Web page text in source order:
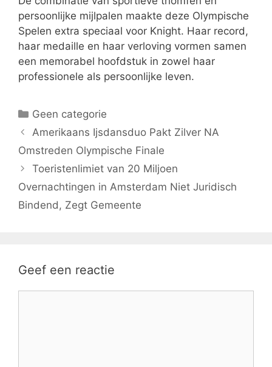
persoonlijke mijlpalen maakte deze Olympische
Spelen extra speciaal voor Knight. Haar record,
haar medaille en haar verloving vormen samen
een memorabel hoofdstuk in zowel haar
professionele als persoonlijke leven.
Categorieën
Geen categorie
Amerikaans Ijsdansduo Pakt Zilver NA
Omstreden Olympische Finale
Toeristenlimiet van 20 Miljoen
Overnachtingen in Amsterdam Niet Juridisch
Bindend, Zegt Gemeente
Geef een reactie